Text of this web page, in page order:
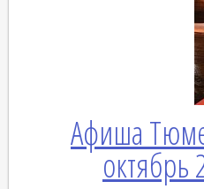
Афиша
октябрь